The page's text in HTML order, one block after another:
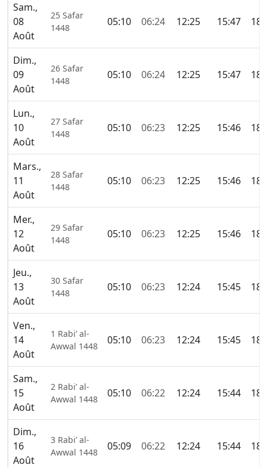
Sam.,
08
Août
25 Safar
1448
05:10 06:24 12:25 15:47
Dim.,
09
Août
26 Safar
1448
05:10 06:24 12:25 15:47
Lun.,
10
Août
27 Safar
1448
05:10 06:23 12:25 15:46
Mars.,
11
Août
28 Safar
1448
05:10 06:23 12:25 15:46
Mer.,
12
Août
29 Safar
1448
05:10 06:23 12:25 15:46
Jeu.,
13
Août
30 Safar
1448
05:10 06:23 12:24 15:45
Ven.,
14
Août
1 Rabi’ al-
Awwal 1448
05:10 06:23 12:24 15:45
Sam.,
15
Août
2 Rabi’ al-
Awwal 1448
05:10 06:22 12:24 15:44
Dim.,
16
Août
3 Rabi’ al-
Awwal 1448
05:09 06:22 12:24 15:44